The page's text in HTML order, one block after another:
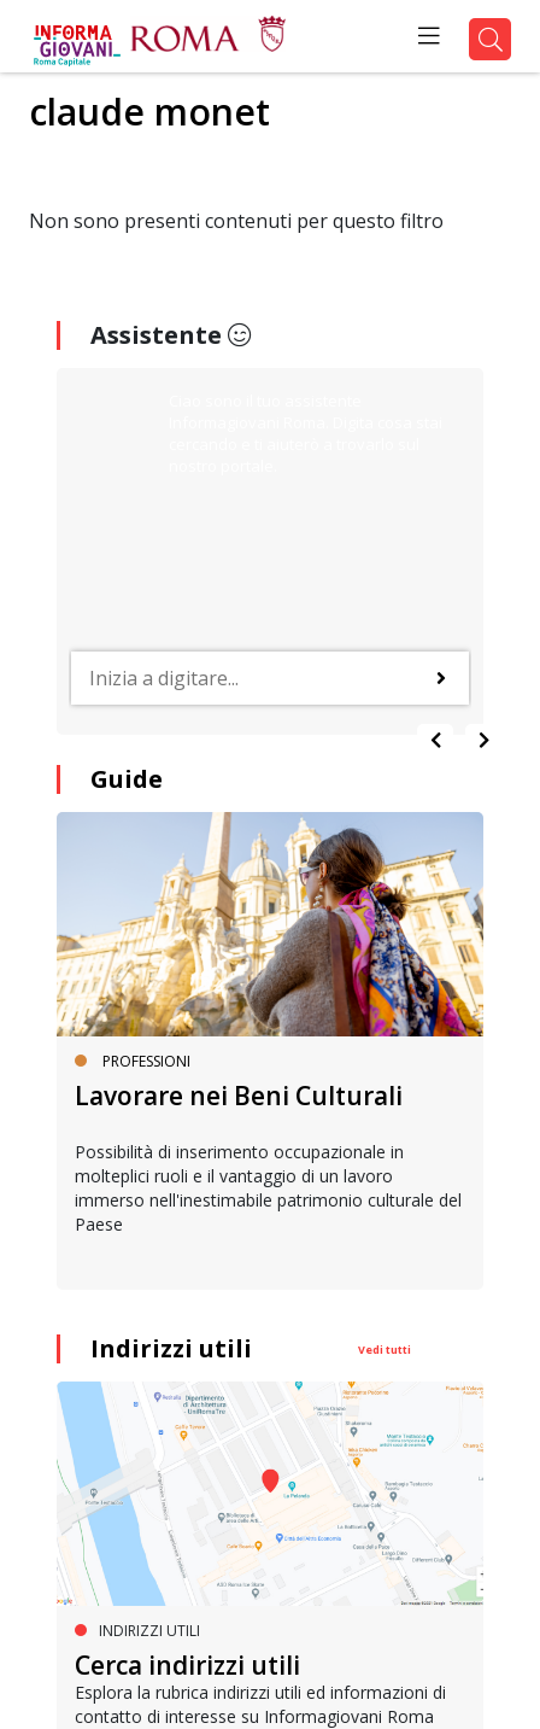
claude monet
Non sono presenti contenuti per questo filtro
Assistente
Guide
PROFESSIONI
Lavorare nei Beni Culturali
Possibilità di inserimento occupazionale in
molteplici ruoli e il vantaggio di un lavoro
immerso nell'inestimabile patrimonio culturale del
Paese
Indirizzi utili Vedi tutti
INDIRIZZI UTILI
Cerca indirizzi utili
Esplora la rubrica indirizzi utili ed informazioni di
contatto di interesse su Informagiovani Roma